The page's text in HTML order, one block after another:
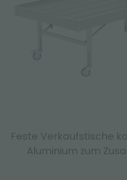
Feste Verkaufstische
Aluminium zum